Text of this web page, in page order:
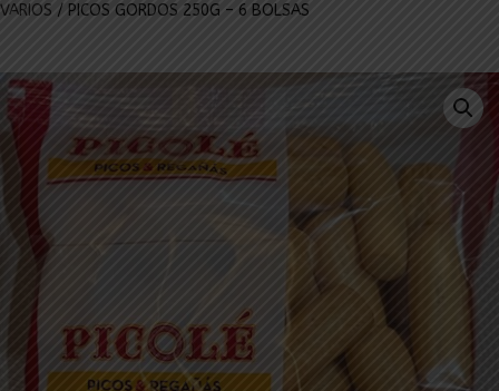
VARIOS / PICOS GORDOS 250G – 6 BOLSAS